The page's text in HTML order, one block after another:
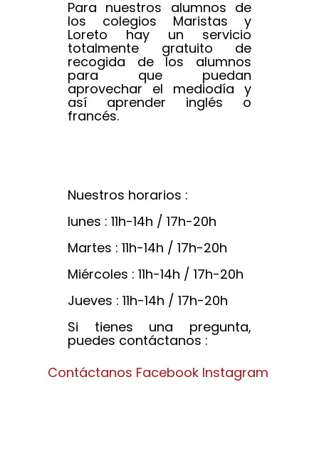
Para nuestros alumnos de
los colegios Maristas y
Loreto hay un servicio
totalmente gratuito de
recogida de los alumnos
para que puedan
aprovechar el mediodía y
así aprender inglés o
francés.
Nuestros horarios :
lunes : 11h-14h / 17h-20h
Martes : 11h-14h / 17h-20h
Miércoles : 11h-14h / 17h-20h
Jueves : 11h-14h / 17h-20h
Si tienes una pregunta,
puedes contáctanos :
Contáctanos Facebook Instagram